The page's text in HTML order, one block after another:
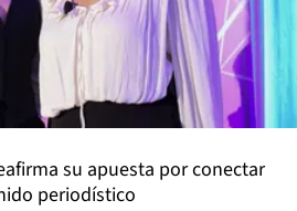
su apuesta por conectar
periodístico